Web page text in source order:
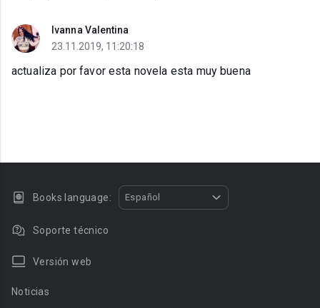
Ivanna Valentina
23.11.2019, 11:20:18
actualiza por favor esta novela esta muy buena
Books language: Español
Soporte técnico
Versión web
Noticias